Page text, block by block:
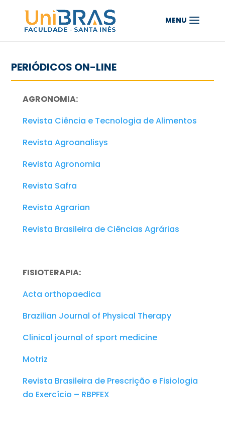
PERIÓDICOS ON-LINE
AGRONOMIA:
Revista Ciência e Tecnologia de Alimentos
Revista Agroanalisys
Revista Agronomia
Revista Safra
Revista Agrarian
Revista Brasileira de Ciências Agrárias
FISIOTERAPIA:
Acta orthopaedica
Brazilian Journal of Physical Therapy
Clinical journal of sport medicine
Motriz
Revista Brasileira de Prescrição e Fisiologia
do Exercício – RBPFEX